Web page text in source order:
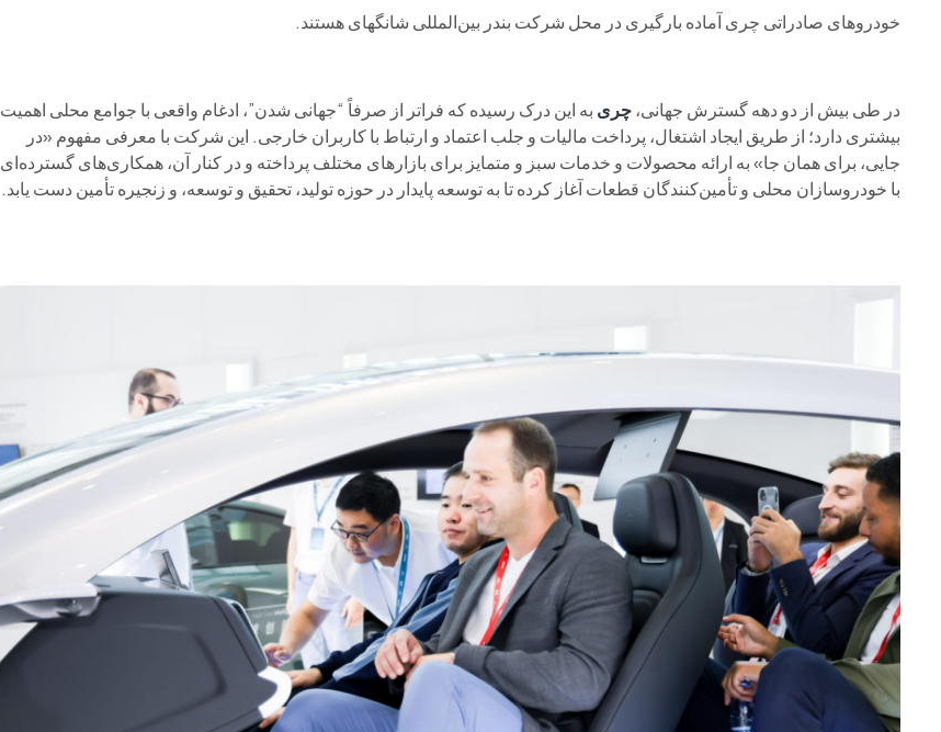
خودروهای صادراتی چری آماده بارگیری در محل شرکت بندر بین‌المللی شانگهای هستند.
در طی بیش از دو دهه گسترش جهانی،چری به این درک رسیده که فراتر از صرفاً “جهانی شدن”، ادغام واقعی با جوامع محلی اهمیت
بیشتری دارد؛ از طریق ایجاد اشتغال، پرداخت مالیات و جلب اعتماد و ارتباط با کاربران خارجی. این شرکت با معرفی مفهوم «در
جایی، برای همان جا» به ارائه محصولات و خدمات سبز و متمایز برای بازارهای مختلف پرداخته و در کنار آن، همکاری‌های گسترده‌ای
با خودروسازان محلی و تأمین‌کنندگان قطعات آغاز کرده تا به توسعه پایدار در حوزه تولید، تحقیق و توسعه، و زنجیره تأمین دست یابد.